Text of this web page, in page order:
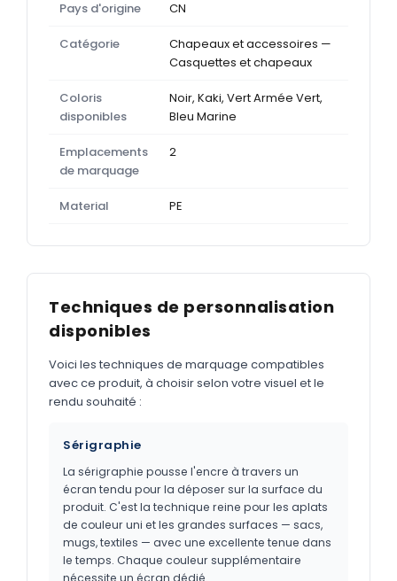
Pays d'origine CN
Catégorie
Chapeaux et accessoires —
Casquettes et chapeaux
Coloris
disponibles
Noir, Kaki, Vert Armée Vert,
Bleu Marine
Emplacements
de marquage
2
Material PE
Techniques de personnalisation
disponibles
Voici les techniques de marquage compatibles
avec ce produit, à choisir selon votre visuel et le
rendu souhaité :
Sérigraphie
La sérigraphie pousse l'encre à travers un
écran tendu pour la déposer sur la surface du
produit. C'est la technique reine pour les aplats
de couleur uni et les grandes surfaces — sacs,
mugs, textiles — avec une excellente tenue dans
le temps. Chaque couleur supplémentaire
nécessite un écran dédié.